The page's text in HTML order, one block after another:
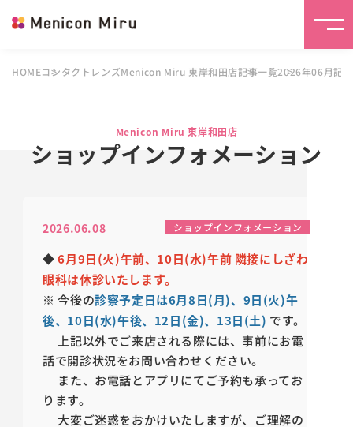
HOMEコンタクトレンズMenicon Miru 東岸和田店記事一覧2026年06月記
Menicon Miru 東岸和田店
ショップインフォメーション
2026.06.08 ショップインフォメーション
◆6月9日(火)午前、10日(水)午前 隣接にしざわ
眼科は休診いたします。
※ 今後の診察予定日は6月8日(月)、9日(火)午
後、10日(水)午後、12日(金)、13日(土) です。
上記以外でご来店される際には、事前にお電
話で開診状況をお問い合わせください。
また、お電話とアプリにてご予約も承ってお
ります。
大変ご迷惑をおかけいたしますが、ご理解の